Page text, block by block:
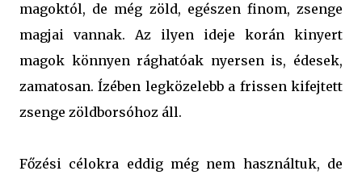
magoktól, de még zöld, egészen finom, zsenge
magjai vannak. Az ilyen ideje korán kinyert
magok könnyen rághatóak nyersen is, édesek,
zamatosan. Ízében legközelebb a frissen kifejtett
zsenge zöldborsóhoz áll.
Főzési célokra eddig még nem használtuk, de